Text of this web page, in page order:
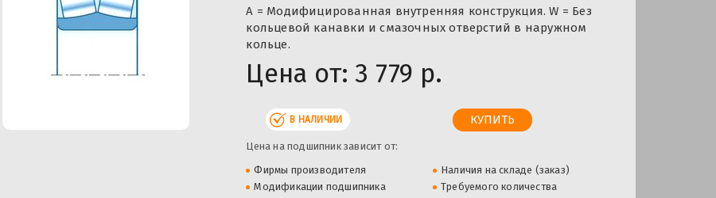
A = Модифицированная внутренняя конструкция. W = Без
кольцевой канавки и смазочных отверстий в наружном
кольце.
Цена от: 3 779 р.
В НАЛИЧИИ
Цена на подшипник зависит от:
Фирмы производителя
Наличия на складе (заказ)
Модификации подшипника
Требуемого количества